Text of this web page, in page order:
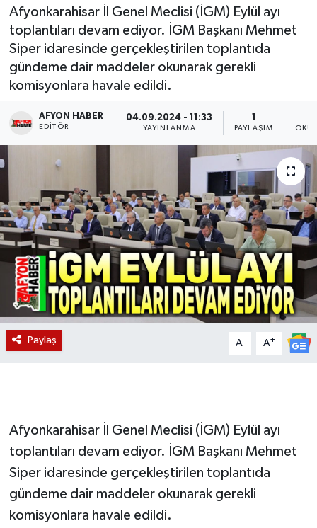
Afyonkarahisar İl Genel Meclisi (İGM) Eylül ayı
toplantıları devam ediyor. İGM Başkanı Mehmet
Siper idaresinde gerçekleştirilen toplantıda
gündeme dair maddeler okunarak gerekli
komisyonlara havale edildi.
AFYON HABER
EDITÖR
04.09.2024 - 11:33
YAYINLANMA PAYLAŞIM
Paylaş A- A+
Afyonkarahisar İl Genel Meclisi (İGM) Eylül ayı
toplantıları devam ediyor. İGM Başkanı Mehmet
Siper idaresinde gerçekleştirilen toplantıda
gündeme dair maddeler okunarak gerekli
komisyonlara havale edildi.
Sivil Toplum
Ekonomi